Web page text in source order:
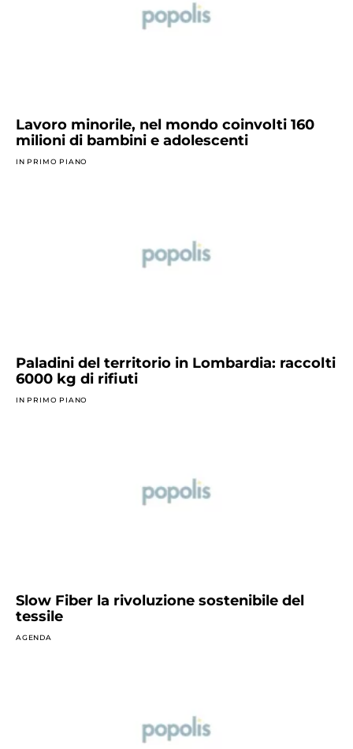
Lavoro minorile, nel mondo coinvolti 160
milioni di bambini e adolescenti
IN PRIMO PIANO
Paladini del territorio in Lombardia: raccolti
6000 kg di rifiuti
IN PRIMO PIANO
Slow Fiber la rivoluzione sostenibile del
tessile
AGENDA